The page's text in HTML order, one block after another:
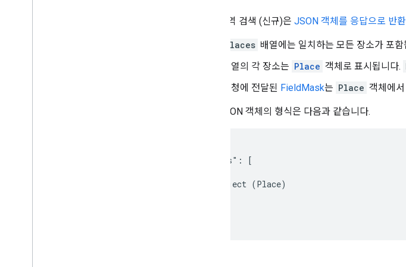
주변 지역 검색 (신규)은 JSON 객체를 응답으로 반
places 배열에는 일치하는 모든 장소가 포함
배열의 각 장소는 Place 객체로 표시됩니다.
요청에 전달된 FieldMask는 Place 객체에
전체 JSON 객체의 형식은 다음과 같습니다.
  "places": [
      object (Place)